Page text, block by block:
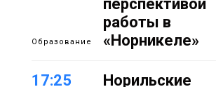
Образование
перспективой
работы в
«Норникеле»
17:25
Норильские